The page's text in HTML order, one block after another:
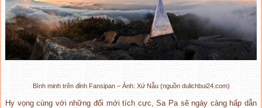
Bình minh trên đỉnh Fansipan – Ảnh: Xứ Nẫu (nguồn dulichbui24.com)
Hy vọng cùng với những đổi mới tích cực, Sa Pa sẽ ngày càng hấp dẫn